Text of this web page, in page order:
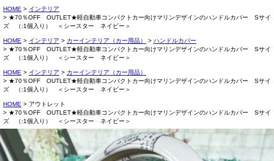
HOME
インテリア
★70％OFF OUTLET★軽自動車コンパクトカー向けマリンデザインのハンドルカバー Sサイ
ズ （:1個入り） ＜シースター ネイビー＞
HOME インテリア カーインテリア（カー用品）
ハンドルカバー
★70％OFF OUTLET★軽自動車コンパクトカー向けマリンデザインのハンドルカバー Sサイ
ズ （:1個入り） ＜シースター ネイビー＞
HOME インテリア
カーインテリア（カー用品）
★70％OFF OUTLET★軽自動車コンパクトカー向けマリンデザインのハンドルカバー Sサイ
ズ （:1個入り） ＜シースター ネイビー＞
HOME
アウトレット
★70％OFF OUTLET★軽自動車コンパクトカー向けマリンデザインのハンドルカバー Sサイ
ズ （:1個入り） ＜シースター ネイビー＞